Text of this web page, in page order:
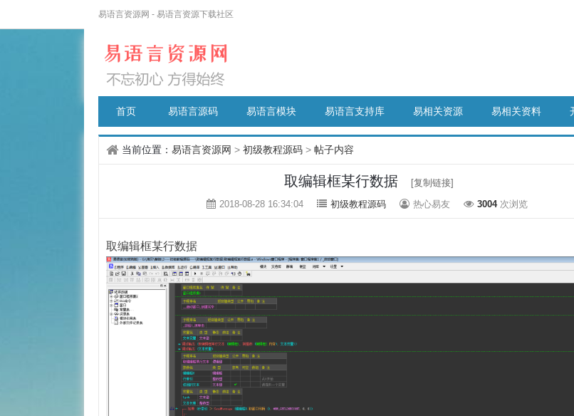
易语言资源网 - 易语言资源下载社区
首页 易语言源码 易语言模块 易语言支持库 易相关资源 易相关资料
当前位置： 易语言资源网 > 初级教程源码 > 帖子内容
取编辑框某行数据
[复制链接]
2018-08-28 16:34:04
初级教程源码 热心易友 3004 次浏览
取编辑框某行数据